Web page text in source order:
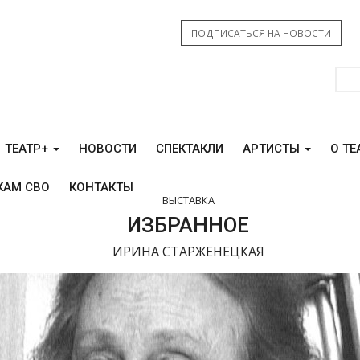
ПОДПИСАТЬСЯ НА НОВОСТИ
ТЕАТР+ НОВОСТИ СПЕКТАКЛИ АРТИСТЫ О
СВО
КОНТАКТЫ
ВЫСТАВКА
ИЗБРАННОЕ
ИРИНА СТАРЖЕНЕЦКАЯ